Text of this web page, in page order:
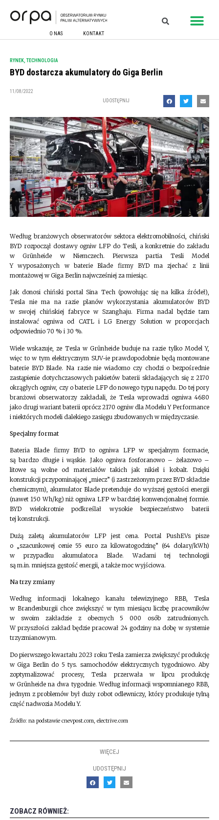
O NAS KONTAKT
RYNEK TECHNOLOGIA
BYD dostarcza akumulatory do Giga Berlin
11/08/2022
UDOSTĘPNIJ
Według branżowych obserwatorów sektora elektromobilności, chiński
BYD rozpoczął dostawy ogniw LFP do Tesli, a konkretnie do zakładu
w Grünheide w Niemczech. Pierwsza partia Tesli Model
Y wyposażonych w baterie Blade firmy BYD ma zjechać z linii
montażowej w Giga Berlin najwcześniej za miesiąc.
Jak donosi chiński portal Sina Tech (powołując się na kilka źródeł),
Tesla nie ma na razie planów wykorzystania akumulatorów BYD
w swojej chińskiej fabryce w Szanghaju. Firma nadal będzie tam
instalować ogniwa od CATL i LG Energy Solution w proporcjach
odpowiednio 70 % i 30 %.
Wiele wskazuje, ze Tesla w Grünheide buduje na razie tylko Model Y,
więc to w tym elektrycznym SUV-ie prawdopodobnie będą montowane
baterie BYD Blade. Na razie nie wiadomo czy chodzi o bezpośrednie
zastąpienie dotychczasowych pakietów baterii składających się z 2170
okrągłych ogniw, czy o baterie LFP do nowego typu napędu. Do tej pory
branżowi obserwatorzy zakładali, że Tesla wprowadzi ogniwa 4680
jako drugi wariant baterii oprócz 2170 ogniw dla Modelu Y Performance
i niektórych modeli dalekiego zasięgu zbudowanych w międzyczasie.
Specjalny format
Bateria Blade firmy BYD to ogniwa LFP w specjalnym formacie,
są bardzo długie i wąskie. Jako ogniwa fosforanowo – żelazowo –
litowe są wolne od materiałów takich jak nikiel i kobalt. Dzięki
konstrukcji przypominającej „miecz” (i zastrzeżonym przez BYD składzie
chemicznym), akumulator Blade pretenduje do wyższej gęstości energii
(nawet 150 Wh/kg) niż ogniwa LFP w bardziej konwencjonalnej formie.
BYD wielokrotnie podkreślał wysokie bezpieczeństwo baterii
tej konstrukcji.
Dużą zaletą akumulatorów LFP jest cena. Portal PushEVs pisze
o „szacunkowej cenie 55 euro za kilowatogodzinę” (64 dolary/kWh)
w przypadku akumulatora Blade. Wadami tej technologii
są m.in. mniejsza gęstość energii, a także moc wyjściowa.
Na trzy zmiany
Według informacji lokalnego kanału telewizyjnego RBB, Tesla
w Brandenburgii chce zwiększyć w tym miesiącu liczbę pracowników
w swoim zakładzie z obecnych 5 000 osób zatrudnionych.
W przyszłości zakład będzie pracował 24 godziny na dobę w systemie
trzyzmianowym.
Do pierwszego kwartału 2023 roku Tesla zamierza zwiększyć produkcję
w Giga Berlin do 5 tys. samochodów elektrycznych tygodniowo. Aby
zoptymalizować procesy, Tesla przerwała w lipcu produkcję
w Grünheide na dwa tygodnie. Według informacji wspomnianego RBB,
jednym z problemów był duży robot odlewniczy, który produkuje tylną
część nadwozia Modelu Y.
Źródło: na podstawie cnevpost.com, electrive.com
WIĘCEJ
UDOSTĘPNIJ
ZOBACZ RÓWNIEŻ: